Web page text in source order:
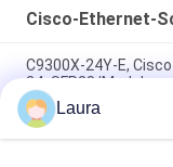
Cisco-Ethernet-
C9300X-24Y-E,
24xSFP28/
Cisco C9300X-12Y-E
Switch with Modular
Laura